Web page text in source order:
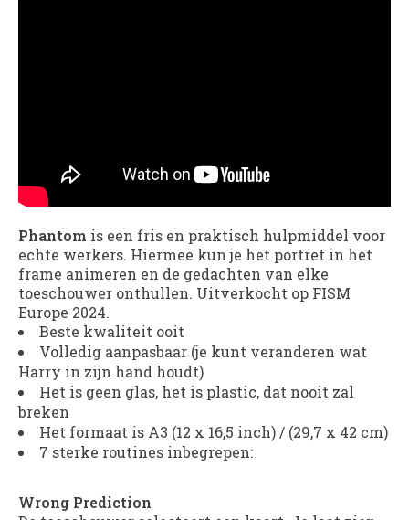
Phantom is een fris en praktisch hulpmiddel voor
echte werkers. Hiermee kun je het portret in het
frame animeren en de gedachten van elke
toeschouwer onthullen. Uitverkocht op FISM
Europe 2024.
Beste kwaliteit ooit
Volledig aanpasbaar (je kunt veranderen wat
Harry in zijn hand houdt)
Het is geen glas, het is plastic, dat nooit zal
breken
Het formaat is A3 (12 x 16,5 inch) / (29,7 x 42 cm)
7 sterke routines inbegrepen:
Wrong Prediction